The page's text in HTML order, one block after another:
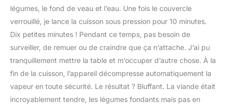
légumes, le fond de veau et l’eau. Une fois le couvercle
verrouillé, je lance la cuisson sous pression pour 10 minutes.
Dix petites minutes ! Pendant ce temps, pas besoin de
surveiller, de remuer ou de craindre que ça n’attache. J’ai pu
tranquillement mettre la table et m’occuper d’autre chose. À la
fin de la cuisson, l’appareil décompresse automatiquement la
vapeur en toute sécurité. Le résultat ? Bluffant. La viande était
incroyablement tendre, les légumes fondants mais pas en